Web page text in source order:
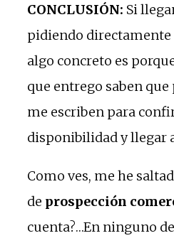
CONCLUSIÓN: Si
pidiendo
algo concreto es
que entrego saben
me escriben para
disponibilidad y llegar
Como ves, me he
de prospección
cuenta?…En ninguno